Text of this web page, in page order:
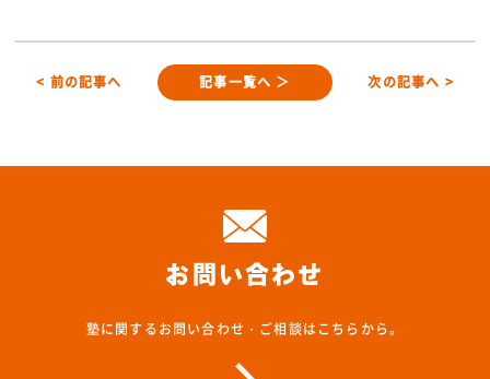
< 前の記事へ 記事一覧へ ＞ 次の記事へ >
お問い合わせ
塾に関するお問い合わせ・ご相談はこちらから。